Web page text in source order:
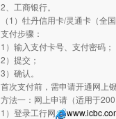
2、工商银行。
（1）牡丹信用卡/灵通卡（全
支付步骤：
1）输入支付卡号、支付密码；
2）提交；
3）确认。
首次支付前，需申请开通网上
方法一：网上申请（适用于
1）登录工行网